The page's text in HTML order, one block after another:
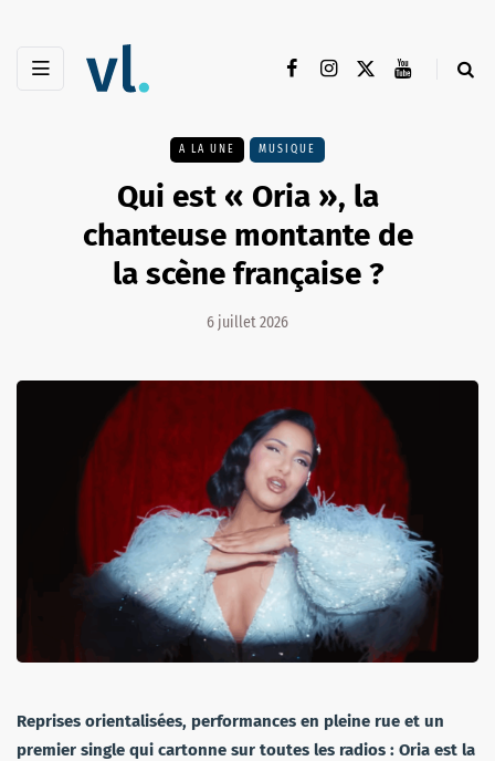
A LA UNE MUSIQUE
Qui est « Oria », la
chanteuse montante de
la scène française ?
6 juillet 2026
Reprises orientalisées, performances en pleine rue et un
premier single qui cartonne sur toutes les radios : Oria est la